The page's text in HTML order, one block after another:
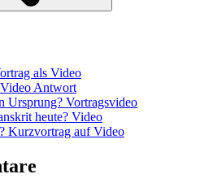
als Video
Antwort
Ursprung? Vortragsvideo
heute? Video
Kurzvortrag auf Video